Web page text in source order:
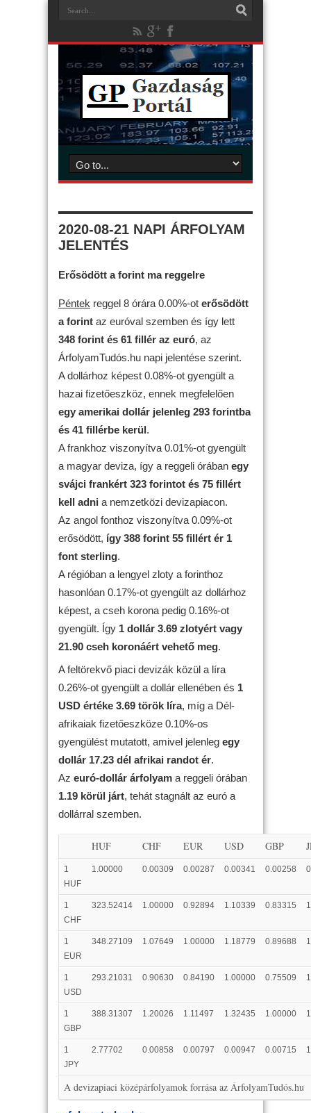
2020-08-21 NAPI ÁRFOLYAM
JELENTÉS
Erősödött a forint ma reggelre
Péntek reggel 8 órára 0.00%-ot erősödött
a forint az euróval szemben és így lett
348 forint és 61 fillér az euró, az
ÁrfolyamTudós.hu napi jelentése szerint.
A dollárhoz képest 0.08%-ot gyengült a
hazai fizetőeszköz, ennek megfelelően
egy amerikai dollár jelenleg 293 forintba
és 41 fillérbe kerül.
A frankhoz viszonyítva 0.01%-ot gyengült
a magyar deviza, így a reggeli órában egy
svájci frankért 323 forintot és 75 fillért
kell adni a nemzetközi devizapiacon.
Az angol fonthoz viszonyítva 0.09%-ot
erősödött, így 388 forint 55 fillért ér 1
font sterling.
A régióban a lengyel zloty a forinthoz
hasonlóan 0.17%-ot gyengült az dollárhoz
képest, a cseh korona pedig 0.16%-ot
gyengült. Így 1 dollár 3.69 zlotyért vagy
21.90 cseh koronáért vehető meg.
A feltörekvő piaci devizák közül a líra
0.26%-ot gyengült a dollár ellenében és 1
USD értéke 3.69 török líra, míg a Dél-
afrikaiak fizetőeszköze 0.10%-os
gyengülést mutatott, amivel jelenleg egy
dollár 17.23 dél afrikai randot ér.
Az euró-dollár árfolyam a reggeli órában
1.19 körül járt, tehát stagnált az euró a
dollárral szemben.
HUF CHF EUR USD GBP
1
HUF
1.00000 0.00309 0.00287 0.00341 0.00258
1
CHF
323.52414 1.00000 0.92894 1.10339 0.83315
1
EUR
348.27109 1.07649 1.00000 1.18779 0.89688
1
USD
293.21031 0.90630 0.84190 1.00000 0.75509
1
GBP
388.31307 1.20026 1.11497 1.32435 1.00000
1
JPY
2.77702 0.00858 0.00797 0.00947 0.00715
A devizapiaci középárfolyamok forrása az ÁrfolyamTudós.hu